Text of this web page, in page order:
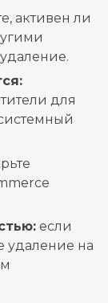
активен ли
для
если
удаление на